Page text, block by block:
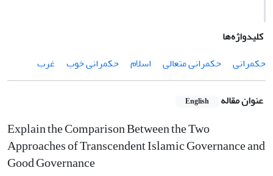
کلیدواژه‌ها
حکمرانی
حکمرانی متعالی اسلام حکمرانی خوب غرب
عنوان مقاله English
Explain the Comparison Between the Two
Approaches of Transcendent Islamic Governance and
Good Governance